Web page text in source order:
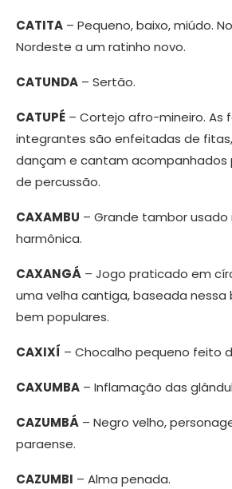
CATITA – Pequeno, baixo, miúdo.
Nordeste a um ratinho novo.
CATUNDA – Sertão.
CATUPÉ – Cortejo afro-mineiro. As
integrantes são enfeitadas de
dançam e cantam acompanhados
de percussão.
CAXAMBU – Grande tambor usado
harmônica.
CAXANGÁ – Jogo praticado em
uma velha cantiga, baseada nessa
bem populares.
CAXIXÍ – Chocalho pequeno feito
CAXUMBA – Inflamação das
CAZUMBÁ – Negro velho,
paraense.
CAZUMBI – Alma penada.